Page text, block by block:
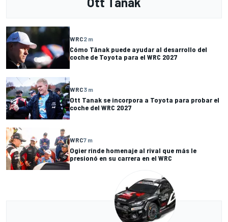
WRC2 m
Cómo Tänak puede ayudar al desarrollo del
coche de Toyota para el WRC 2027
WRC3 m
Ott Tanak se incorpora a Toyota para probar el
coche del WRC 2027
WRC7 m
Ogier rinde homenaje al rival que más le
presionó en su carrera en el WRC